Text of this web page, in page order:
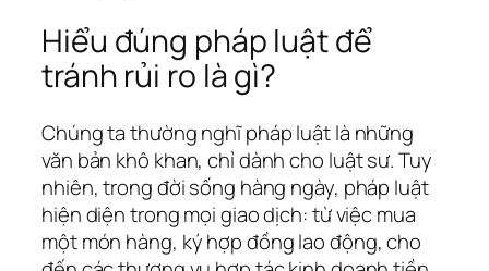
Hiểu đúng pháp luật để
tránh rủi ro là gì?
Chúng ta thường nghĩ pháp luật là những
văn bản khô khan, chỉ dành cho luật sư. Tuy
nhiên, trong đời sống hàng ngày, pháp luật
hiện diện trong mọi giao dịch: từ việc mua
một món hàng, ký hợp đồng lao động, cho